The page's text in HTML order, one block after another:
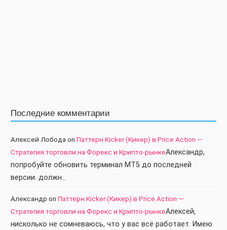
Последние комментарии
Алексей Лобода on Паттерн Kicker (Кикер) в Price Action —
Стратегия торговли на Форекс и Крипто-рынкеАлександр,
попробуйте обновить терминал МТ5 до последней
версии. должн…
Александр on Паттерн Kicker (Кикер) в Price Action —
Стратегия торговли на Форекс и Крипто-рынкеАлексей,
нисколько не сомневаюсь, что у вас всё работает. Имею